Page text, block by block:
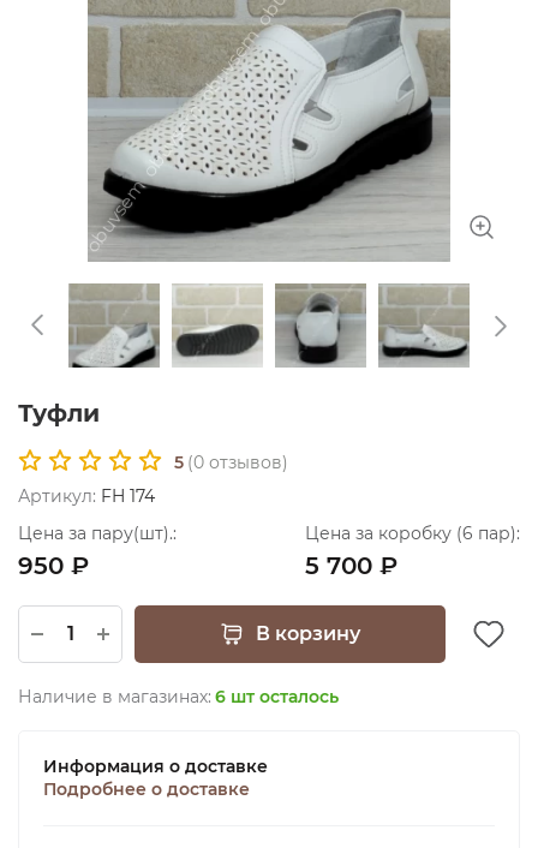
Туфли
5 (0 отзывов)
Артикул: FH 174
Цена за пару(шт).:
950 ₽
Цена за коробку (6 пар):
5 700 ₽
В корзину
Наличие в магазинах: 6 шт осталось
Информация о доставке
Подробнее о доставке